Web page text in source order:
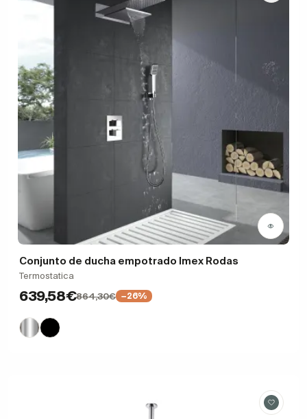
Conjunto de ducha empotrado Imex Rodas
Termostatica
639,58€864,30€ −26%